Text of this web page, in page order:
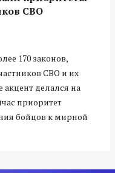
СВО
170 законов,
СВО и их
акцент делался на
приоритет
бойцов к мирной